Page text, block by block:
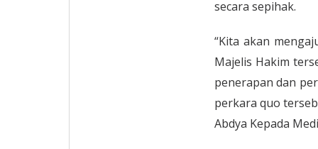
secara sepihak.
“Kita akan
Majelis Hakim
penerapan dan
perkara quo
Abdya Kepada